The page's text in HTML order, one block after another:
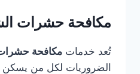
مكافحة حشرات
تُعد خدمات مكافحة
الضروريات لكل من يسكن